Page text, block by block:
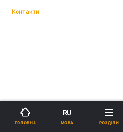
Контакти
ГОЛОВНА
RU
МОВА РОЗДІЛИ